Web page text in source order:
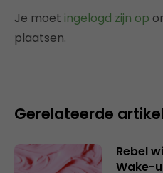
Je moet ingelogd zijn op
plaatsen.
Gerelateerde
Rebel
Wake-